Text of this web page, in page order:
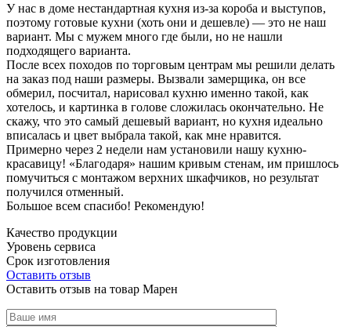
У нас в доме нестандартная кухня из-за короба и выступов,
поэтому готовые кухни (хоть они и дешевле) — это не наш
вариант. Мы с мужем много где были, но не нашли
подходящего варианта.
После всех походов по торговым центрам мы решили делать
на заказ под наши размеры. Вызвали замерщика, он все
обмерил, посчитал, нарисовал кухню именно такой, как
хотелось, и картинка в голове сложилась окончательно. Не
скажу, что это самый дешевый вариант, но кухня идеально
вписалась и цвет выбрала такой, как мне нравится.
Примерно через 2 недели нам установили нашу кухню-
красавицу! «Благодаря» нашим кривым стенам, им пришлось
помучиться с монтажом верхних шкафчиков, но результат
получился отменный.
Большое всем спасибо! Рекомендую!
Качество продукции
Уровень сервиса
Срок изготовления
Оставить отзыв
Оставить отзыв на товар Марен